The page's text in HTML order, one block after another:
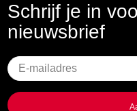
Schrijf je in
nieuwsbrief
Geen
titel